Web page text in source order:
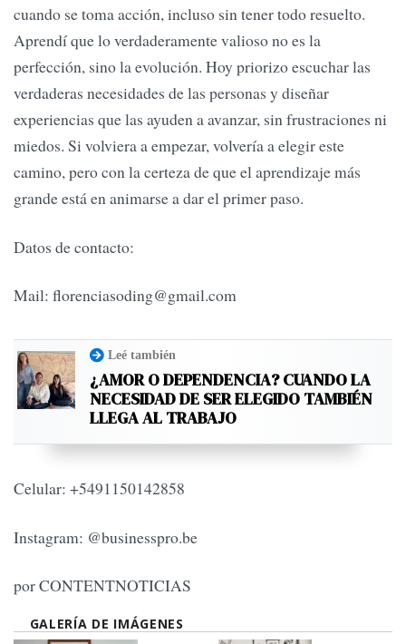
cuando se toma acción, incluso sin tener todo resuelto.
Aprendí que lo verdaderamente valioso no es la
perfección, sino la evolución. Hoy priorizo escuchar las
verdaderas necesidades de las personas y diseñar
experiencias que las ayuden a avanzar, sin frustraciones ni
miedos. Si volviera a empezar, volvería a elegir este
camino, pero con la certeza de que el aprendizaje más
grande está en animarse a dar el primer paso.
Datos de contacto:
Mail: florenciasoding@gmail.com
Leé también
¿AMOR O DEPENDENCIA? CUANDO LA
NECESIDAD DE SER ELEGIDO TAMBIÉN
LLEGA AL TRABAJO
Celular: +5491150142858
Instagram: @businesspro.be
por CONTENTNOTICIAS
GALERÍA DE IMÁGENES